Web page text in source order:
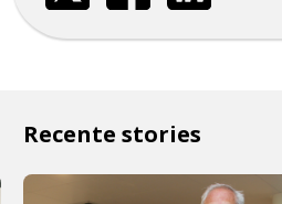
Recente stories